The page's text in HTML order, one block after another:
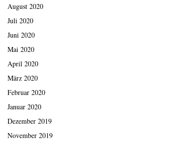
August 2020
Juli 2020
Juni 2020
Mai 2020
April 2020
März 2020
Februar 2020
Januar 2020
Dezember 2019
November 2019